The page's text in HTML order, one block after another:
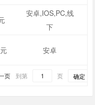
安卓,IOS,PC,线
下
安卓
页 到第 页 确定